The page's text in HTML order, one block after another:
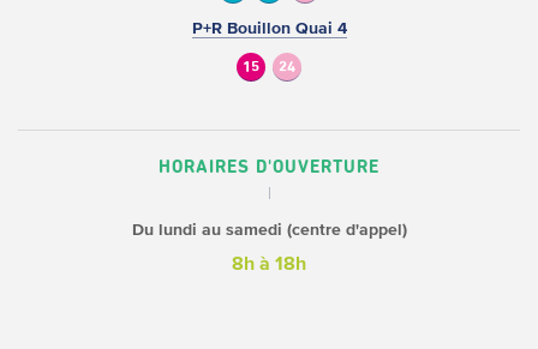
P+R Bouillon Quai 4
15 24
HORAIRES D'OUVERTURE
Du lundi au samedi (centre d'appel)
8h à 18h